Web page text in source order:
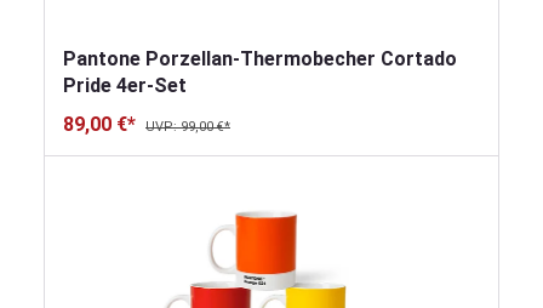
Pantone Porzellan-Thermobecher Cortado
Pride 4er-Set
89,00 €*
UVP: 99,00 €*